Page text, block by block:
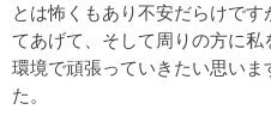
とは怖くもあり不安だらけで
てあげて、そして周りの方に
環境で頑張っていきたい思い
た。